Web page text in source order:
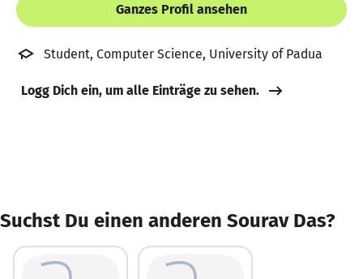
Ganzes Profil ansehen
Student, Computer Science, University of Padua
Logg Dich ein, um alle Einträge zu sehen.
Suchst Du einen anderen Sourav Das?